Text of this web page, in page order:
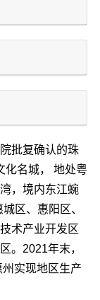
批复确认的珠
化名城， 地处粤
，境内东江蜿
区、惠阳区、
术产业开发区
。2021年末，
实现地区生产